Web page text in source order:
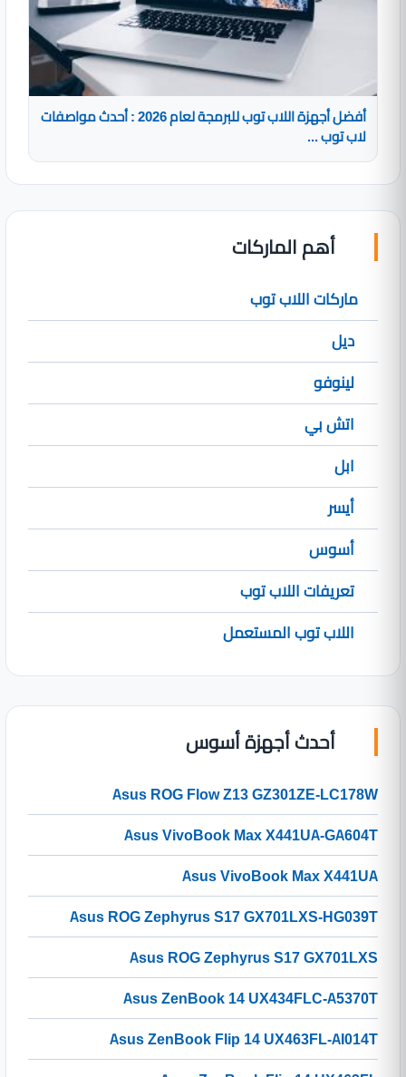
أفضل أجهزة اللاب توب للبرمجة لعام 2026 : أحدث مواصفات
لاب توب ...
أهم الماركات
ماركات اللاب توب
ديل
لينوفو
اتش بي
ابل
أيسر
أسوس
تعريفات اللاب توب
اللاب توب المستعمل
أحدث أجهزة أسوس
Asus ROG Flow Z13 GZ301ZE-LC178W
Asus VivoBook Max X441UA-GA604T
Asus VivoBook Max X441UA
Asus ROG Zephyrus S17 GX701LXS-HG039T
Asus ROG Zephyrus S17 GX701LXS
Asus ZenBook 14 UX434FLC-A5370T
Asus ZenBook Flip 14 UX463FL-AI014T